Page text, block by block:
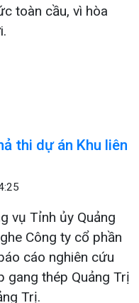
toàn cầu, vì hòa
thi dự án Khu liên
vụ Tỉnh ủy Quảng
Công ty cổ phần
cáo nghiên cứu
gang thép Quảng Trị
Trị.